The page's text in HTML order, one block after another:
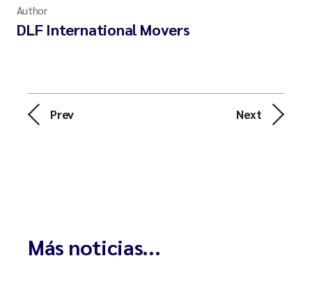
Author
DLF International Movers
Prev Next
Más noticias...